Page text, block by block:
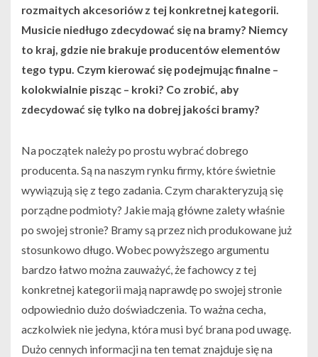
rozmaitych akcesoriów z tej konkretnej kategorii.
Musicie niedługo zdecydować się na bramy? Niemcy
to kraj, gdzie nie brakuje producentów elementów
tego typu. Czym kierować się podejmując finalne –
kolokwialnie pisząc – kroki? Co zrobić, aby
zdecydować się tylko na dobrej jakości bramy?
Na początek należy po prostu wybrać dobrego
producenta. Są na naszym rynku firmy, które świetnie
wywiązują się z tego zadania. Czym charakteryzują się
porządne podmioty? Jakie mają główne zalety właśnie
po swojej stronie? Bramy są przez nich produkowane już
stosunkowo długo. Wobec powyższego argumentu
bardzo łatwo można zauważyć, że fachowcy z tej
konkretnej kategorii mają naprawdę po swojej stronie
odpowiednio dużo doświadczenia. To ważna cecha,
aczkolwiek nie jedyna, która musi być brana pod uwagę.
Dużo cennych informacji na ten temat znajduje się na